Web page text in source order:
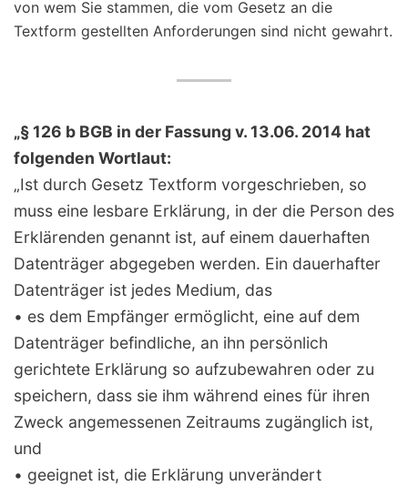
von wem Sie stammen, die vom Gesetz an die
Textform gestellten Anforderungen sind nicht gewahrt.
„§ 126 b BGB in der Fassung v. 13.06. 2014 hat
folgenden Wortlaut:
„Ist durch Gesetz Textform vorgeschrieben, so
muss eine lesbare Erklärung, in der die Person des
Erklärenden genannt ist, auf einem dauerhaften
Datenträger abgegeben werden. Ein dauerhafter
Datenträger ist jedes Medium, das
• es dem Empfänger ermöglicht, eine auf dem
Datenträger befindliche, an ihn persönlich
gerichtete Erklärung so aufzubewahren oder zu
speichern, dass sie ihm während eines für ihren
Zweck angemessenen Zeitraums zugänglich ist,
und
• geeignet ist, die Erklärung unverändert